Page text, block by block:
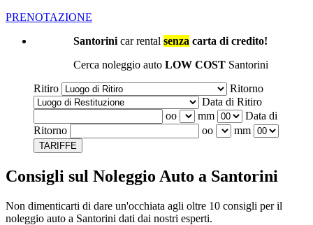
PRENOTAZIONE
Santorini car rental senza carta di credito!
Cerca noleggio auto LOW COST Santorini
Ritiro
Ritorno
Data di Ritiro
oo
mm
Data di
Ritorno
oo mm
TARIFFE
Consigli sul Noleggio Auto a Santorini
Non dimenticarti di dare un'occhiata agli oltre 10 consigli per il
noleggio auto a Santorini dati dai nostri esperti.